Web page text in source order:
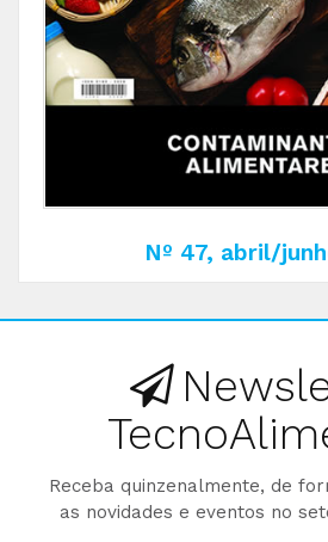
Nº 47, abril/
Receba quinzenalmente, de
as novidades e eventos no